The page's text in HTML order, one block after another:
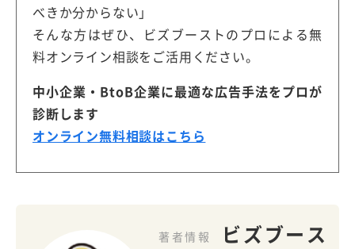
べきか分からない」
そんな方はぜひ、ビズブーストのプロによる無
料オンライン相談をご活用ください。
中小企業・BtoB企業に最適な広告手法をプロが
診断します
オンライン無料相談はこちら
著者情報
ビズブース